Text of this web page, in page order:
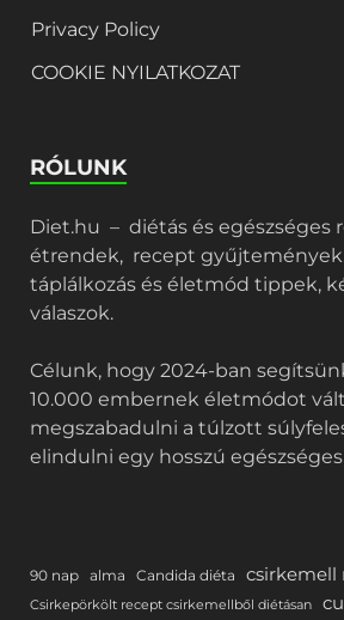
Privacy Policy
COOKIE NYILATKOZAT
RÓLUNK
Diet.hu – diétás és egészséges
étrendek, recept
táplálkozás és életmód tippek,
válaszok.
Célunk, hogy 2024-ban
10.000 embernek életmódot
megszabadulni a túlzott
elindulni egy hosszú
90 nap alma Candida diéta csirkemell
Csirkepörkölt recept csirkemellből diétásan